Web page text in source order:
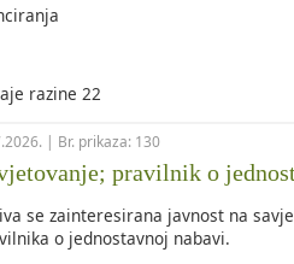
razine 22
| Br. prikaza: 130
pravilnik o
se zainteresirana javnost na
o jednostavnoj nabavi.